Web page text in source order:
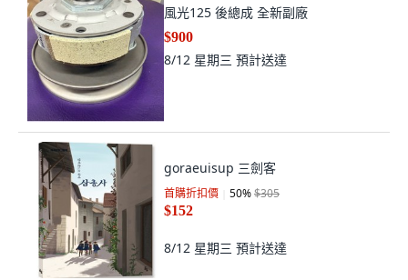
風光125 後總成 全新副廠
$900
8/12 星期三 預計送達
goraeuisup 三劍客
首購折扣價 50%$305
$152
8/12 星期三 預計送達